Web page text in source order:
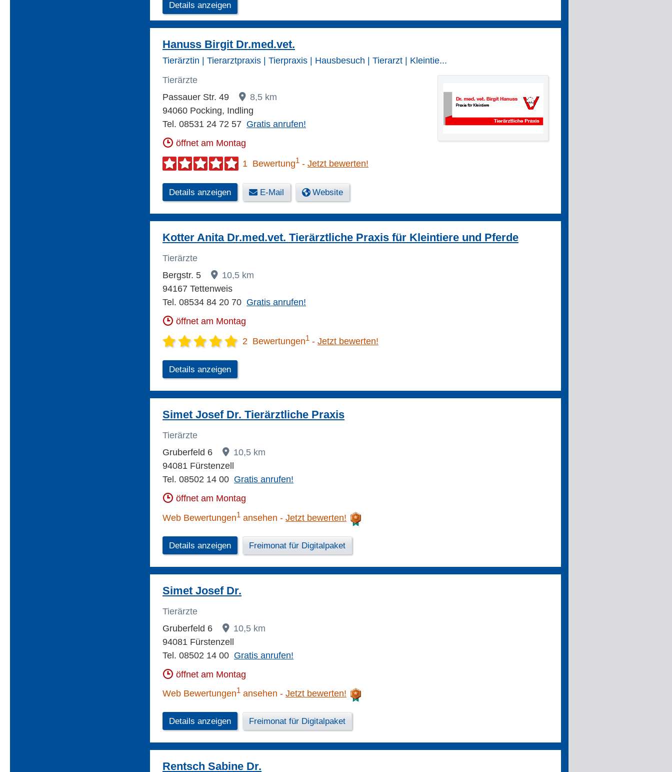
Details anzeigen
Hanuss Birgit Dr.med.vet.
Tierärztin | Tierarztpraxis | Tierpraxis | Hausbesuch | Tierarzt | Kleintie...
Tierärzte
Passauer Str. 49
8,5 km
94060 Pocking, Indling
Tel. 08531 24 72 57 Gratis anrufen!
öffnet am Montag
1 Bewertung1 Jetzt bewerten!
Details anzeigen E-Mail Website
Kotter Anita Dr.med.vet. Tierärztliche Praxis für Kleintiere und Pferde
Tierärzte
Bergstr. 5
10,5 km
94167 Tettenweis
Tel. 08534 84 20 70 Gratis anrufen!
öffnet am Montag
2 Bewertungen1 Jetzt bewerten!
Details anzeigen
Simet Josef Dr. Tierärztliche Praxis
Tierärzte
Gruberfeld 6
10,5 km
94081 Fürstenzell
Tel. 08502 14 00 Gratis anrufen!
öffnet am Montag
Web Bewertungen1 ansehen Jetzt bewerten!
Details anzeigen Freimonat für Digitalpaket
Simet Josef Dr.
Tierärzte
Gruberfeld 6
10,5 km
94081 Fürstenzell
Tel. 08502 14 00 Gratis anrufen!
öffnet am Montag
Web Bewertungen1 ansehen Jetzt bewerten!
Details anzeigen Freimonat für Digitalpaket
Rentsch Sabine Dr.